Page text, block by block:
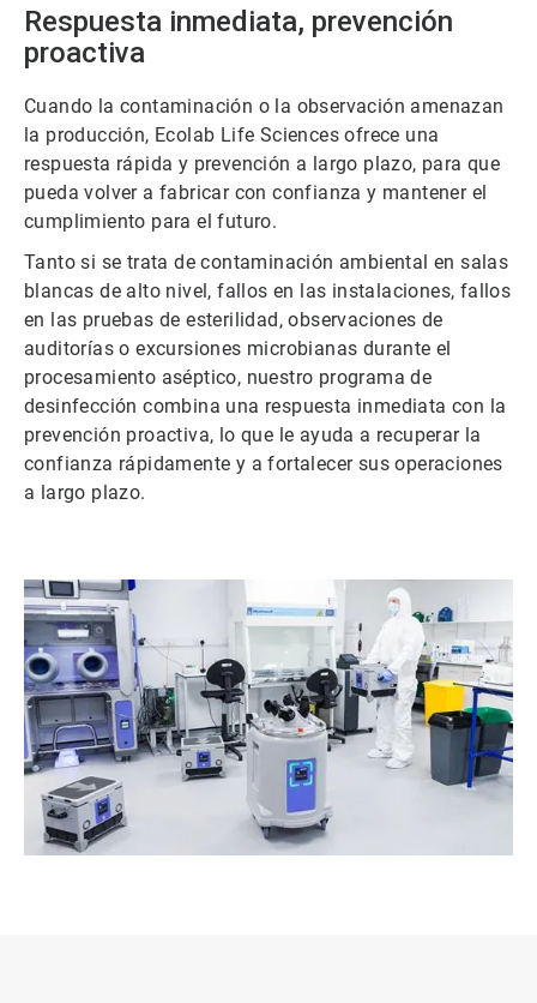
Respuesta inmediata, prevención
proactiva
Cuando la contaminación o la observación amenazan
la producción, Ecolab Life Sciences ofrece una
respuesta rápida y prevención a largo plazo, para que
pueda volver a fabricar con confianza y mantener el
cumplimiento para el futuro.
Tanto si se trata de contaminación ambiental en salas
blancas de alto nivel, fallos en las instalaciones, fallos
en las pruebas de esterilidad, observaciones de
auditorías o excursiones microbianas durante el
procesamiento aséptico, nuestro programa de
desinfección combina una respuesta inmediata con la
prevención proactiva, lo que le ayuda a recuperar la
confianza rápidamente y a fortalecer sus operaciones
a largo plazo.